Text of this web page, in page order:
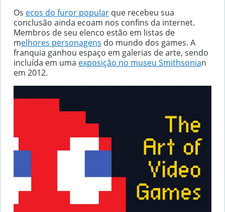
Os ecos do furor popular que recebeu sua
conclusão ainda ecoam nos confins da internet.
Membros de seu elenco estão em listas de
melhores personagens do mundo dos games. A
franquia ganhou espaço em galerias de arte, sendo
incluída em uma exposição no museu Smithsonian
em 2012.